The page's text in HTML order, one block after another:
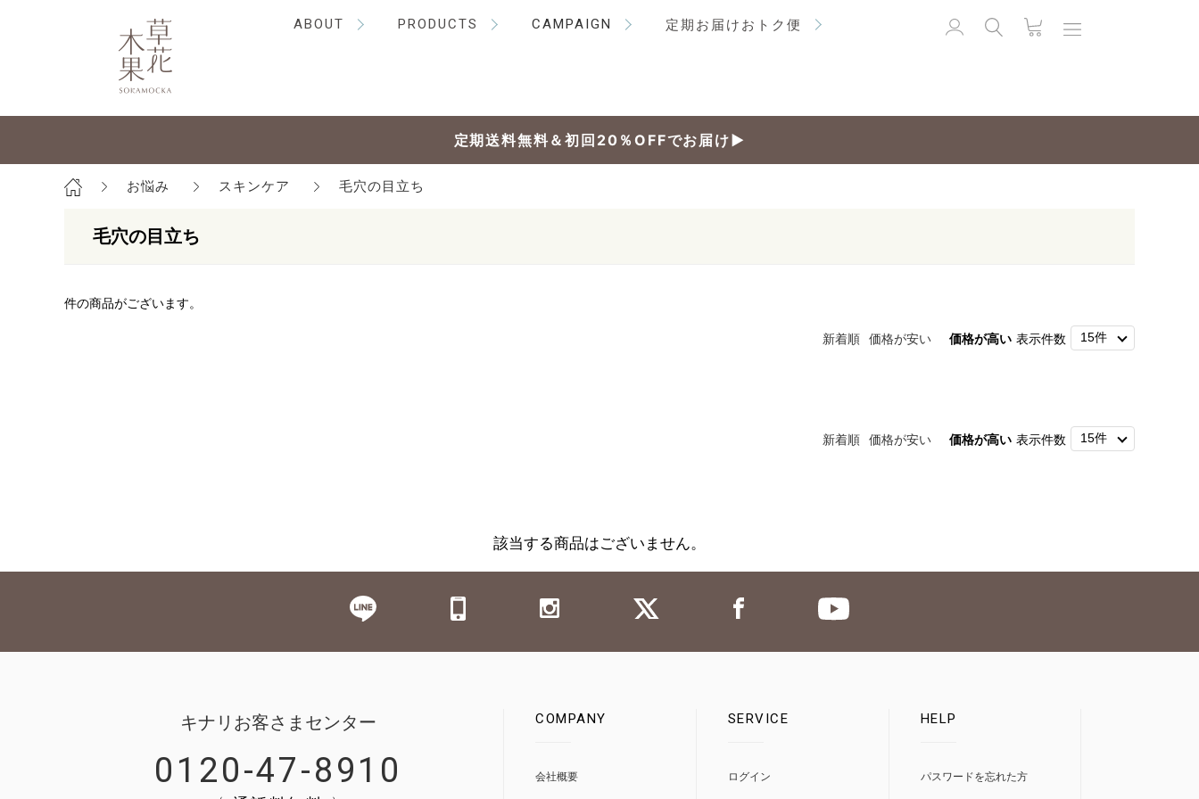
ABOUT PRODUCTS CAMPAIGN 定期お届けおトク便
定期送料無料＆初回20％OFFでお届け▶
お悩み スキンケア 毛穴の目立ち
毛穴の目立ち
件の商品がございます。
新着順 価格が安い 価格が高い 表示件数
新着順 価格が安い 価格が高い 表示件数
該当する商品はございません。
キナリお客さまセンター
0120-47-8910
COMPANY
会社概要
SERVICE
ログイン
HELP
パスワードを忘れた方